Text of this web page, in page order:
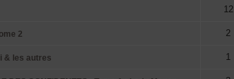
12
2 2
& les autres 1